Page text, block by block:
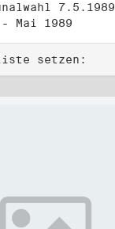
7.5.1989
- Mai 1989
setzen: